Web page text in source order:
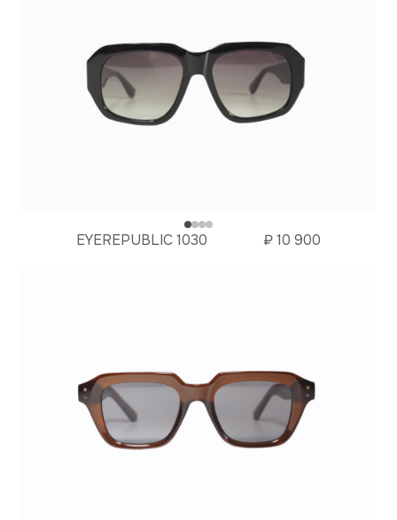
EYEREPUBLIC 1030 ₽10 900